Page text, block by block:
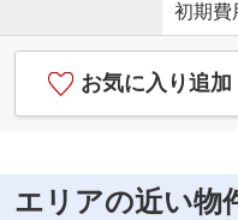
初期費
お気に入り追加
エリアの近い物